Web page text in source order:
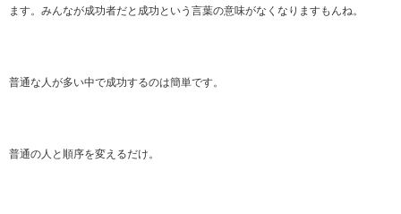
ます。みんなが成功者だと成功という言葉の意味がなくなりますもんね。
普通な人が多い中で成功するのは簡単です。
普通の人と順序を変えるだけ。